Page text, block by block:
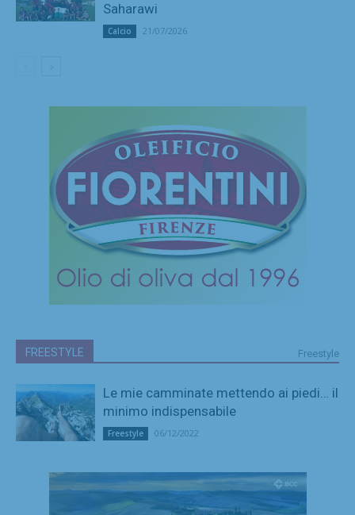
Saharawi
Calcio 21/07/2026
FREESTYLE Freestyle
Le mie camminate mettendo ai piedi… il
minimo indispensabile
Freestyle 06/12/2022